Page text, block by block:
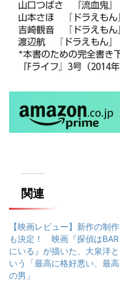
関連
【映画レビュー】新作の制作
も決定！ 映画『探偵はBAR
にいる』が描いた、大泉洋と
いう「最高に格好悪い、最高
の男」